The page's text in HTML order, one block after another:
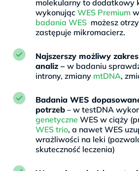
molekularny to dodatkowy
wykonując WES Premium
badania WES możesz
zastępuje mikromacierz.
Najszerszy możliwy
analiz – w badaniu
introny, zmiany mtDNA,
Badania WES
potrzeb – w testDNA
genetyczne WES w ciąży
WES trio, a nawet WES
wrażliwości na leki
skuteczność leczenia)